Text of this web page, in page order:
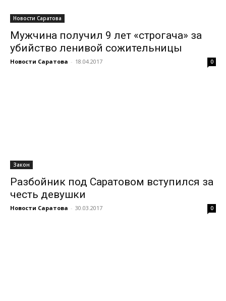
Новости Саратова
Мужчина получил 9 лет «строгача» за
убийство ленивой сожительницы
Новости Саратова - 18.04.2017 0
Закон
Разбойник под Саратовом вступился за
честь девушки
Новости Саратова - 30.03.2017 0